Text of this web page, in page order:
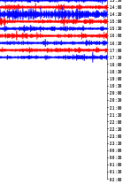
14:00
14:30
15:00
15:30
16:00
16:30
17:00
17:30
18:00
18:30
19:00
19:30
20:00
20:30
21:00
21:30
22:00
22:30
23:00
23:30
00:00
00:30
01:00
01:30
02:00